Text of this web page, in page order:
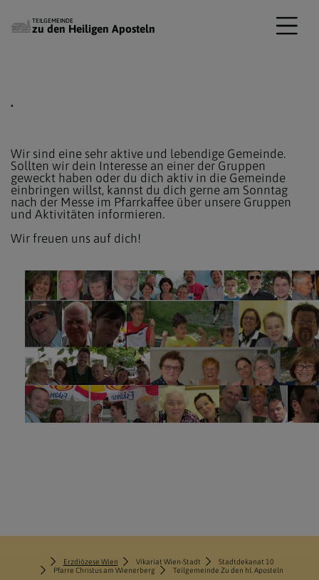
TEILGEMEINDE
zu den Heiligen Aposteln
.
Wir sind eine sehr aktive und lebendige Gemeinde.
Sollten wir dein Interesse an einer der Gruppen
geweckt haben oder du dich aktiv in die Gemeinde
einbringen willst, kannst du dich gerne am Sonntag
nach der Messe im Pfarrkaffee über unsere Gruppen
und Aktivitäten informieren.
Wir freuen uns auf dich!
Erzdiözese Wien Vikariat Wien-Stadt
Stadtdekanat 10
Pfarre Christus am Wienerberg
Teilgemeinde Zu den hl. Aposteln